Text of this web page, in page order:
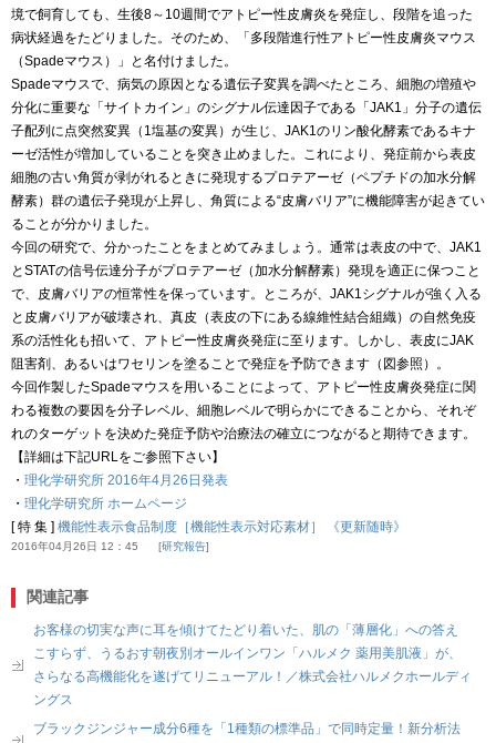
境で飼育しても、生後8～10週間でアトピー性皮膚炎を発症し、段階を追った
病状経過をたどりました。そのため、「多段階進行性アトピー性皮膚炎マウス
（Spadeマウス）」と名付けました。
Spadeマウスで、病気の原因となる遺伝子変異を調べたところ、細胞の増殖や
分化に重要な「サイトカイン」のシグナル伝達因子である「JAK1」分子の遺伝
子配列に点突然変異（1塩基の変異）が生じ、JAK1のリン酸化酵素であるキナ
ーゼ活性が増加していることを突き止めました。これにより、発症前から表皮
細胞の古い角質が剥がれるときに発現するプロテアーゼ（ペプチドの加水分解
酵素）群の遺伝子発現が上昇し、角質による“皮膚バリア”に機能障害が起きてい
ることが分かりました。
今回の研究で、分かったことをまとめてみましょう。通常は表皮の中で、JAK1
とSTATの信号伝達分子がプロテアーゼ（加水分解酵素）発現を適正に保つこと
で、皮膚バリアの恒常性を保っています。ところが、JAK1シグナルが強く入る
と皮膚バリアが破壊され、真皮（表皮の下にある線維性結合組織）の自然免疫
系の活性化も招いて、アトピー性皮膚炎発症に至ります。しかし、表皮にJAK
阻害剤、あるいはワセリンを塗ることで発症を予防できます（図参照）。
今回作製したSpadeマウスを用いることによって、アトピー性皮膚炎発症に関
わる複数の要因を分子レベル、細胞レベルで明らかにできることから、それぞ
れのターゲットを決めた発症予防や治療法の確立につながると期待できます。
【詳細は下記URLをご参照下さい】
・ 理化学研究所 2016年4月26日発表
・ 理化学研究所 ホームページ
[ 特 集 ] 機能性表示食品制度［機能性表示対応素材］ 《更新随時》
2016年04月26日 12：45 研究報告
関連記事
お客様の切実な声に耳を傾けてたどり着いた、肌の「薄層化」への答え
こすらず、うるおす朝夜別オールインワン「ハルメク 薬用美肌液」が、
さらなる高機能化を遂げてリニューアル！／株式会社ハルメクホールディ
ングス
ブラックジンジャー成分6種を「1種類の標準品」で同時定量！新分析法